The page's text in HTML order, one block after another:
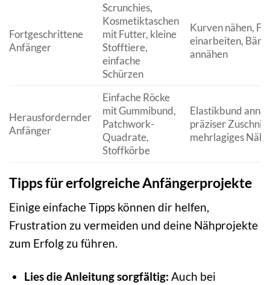
Fortgeschrittene
Anfänger
Scrunchies,
Kosmetiktaschen
mit Futter, kleine
Stofftiere,
einfache
Schürzen
Kurven nähen,
einarbeiten,
annähen
Herausfordernder
Anfänger
Einfache Röcke
mit Gummibund,
Patchwork-
Quadrate,
Stoffkörbe
Elastikbund
präziser
mehrlagiges
Tipps für erfolgreiche Anfängerprojekte
Einige einfache Tipps können dir helfen,
Frustration zu vermeiden und deine Nähprojekte
zum Erfolg zu führen.
Lies die Anleitung sorgfältig: Auch bei